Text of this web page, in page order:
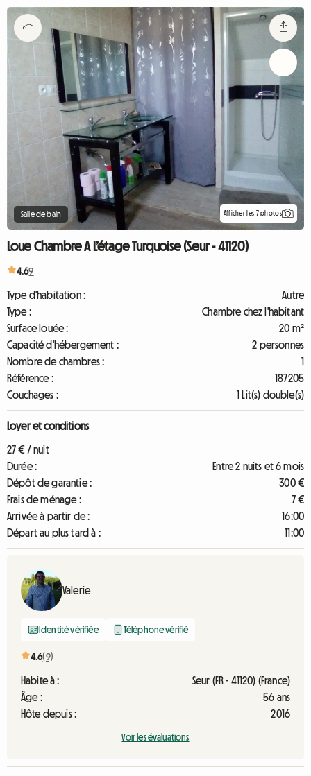
Salle de bain Afficher les 7 photos
Loue Chambre A L’étage Turquoise (Seur - 41120)
4.69
Type d'habitation :
Autre
Type :
Chambre chez l'habitant
Surface louée :
20 m²
Capacité d'hébergement :
2 personnes
Nombre de chambres :
1
Référence :
187205
Couchages :
1 Lit(s) double(s)
Loyer et conditions
27 € / nuit
Durée :
Entre 2 nuits et 6 mois
Dépôt de garantie :
300 €
Frais de ménage :
7 €
Arrivée à partir de :
16:00
Départ au plus tard à :
11:00
Valerie
Identité vérifiée Téléphone vérifié
4.6(9)
Habite à :
Seur (FR - 41120) (France)
Âge :
56 ans
Hôte depuis :
2016
Voir les évaluations